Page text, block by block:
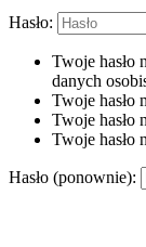
Hasło:
Twoje hasło
danych
Twoje hasło
Twoje hasło
Twoje hasło
Hasło (ponownie):